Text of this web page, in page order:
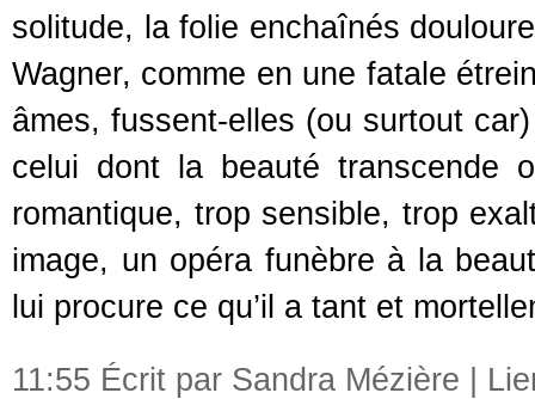
solitude, la folie enchaînés
Wagner, comme en une fatale
âmes, fussent-elles (ou surtout
celui dont la beauté transcende
romantique, trop sensible, trop
image, un opéra funèbre à la
lui procure ce qu’il a tant et
11:55 Écrit par Sandra Mézière |